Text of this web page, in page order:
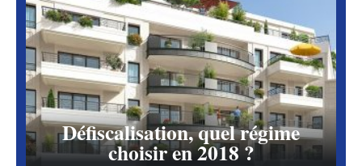
Défiscalisation, quel régime
choisir en 2018 ?